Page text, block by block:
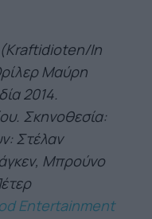
(Kraftidioten/In
Μαύρη
2014.
Σκηνοθεσία:
Στέλαν
Μπρούνο
Entertainment